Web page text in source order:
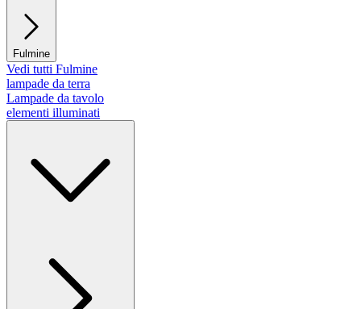
Fulmine
Vedi tutti Fulmine
lampade da terra
Lampade da tavolo
elementi illuminati